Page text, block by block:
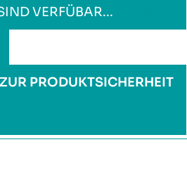
VERFÜBAR...
PRODUKTSICHERHEIT